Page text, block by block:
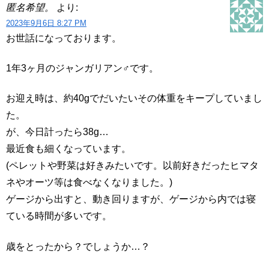
匿名希望。 より:
2023年9月6日 8:27 PM
お世話になっております。
1年3ヶ月のジャンガリアン♂です。
お迎え時は、約40gでだいたいその体重をキープしていまし
た。
が、今日計ったら38g…
最近食も細くなっています。
(ペレットや野菜は好きみたいです。以前好きだったヒマタ
ネやオーツ等は食べなくなりました。)
ゲージから出すと、動き回りますが、ゲージから内では寝
ている時間が多いです。
歳をとったから？でしょうか…？